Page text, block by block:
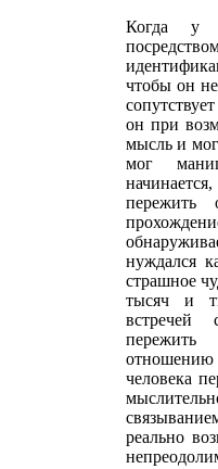
Когда у
чтобы он
он при
мысль и
мог
пережить
нуждался
страшное
тысяч и
встречей
отношению
человека
реально